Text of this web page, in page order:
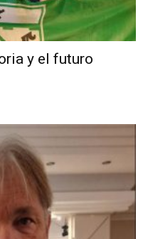
y el futuro